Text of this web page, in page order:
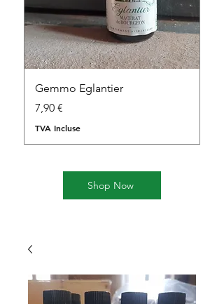
Gemmo Eglantier
Prix
7,90 €
TVA Incluse
Shop Now